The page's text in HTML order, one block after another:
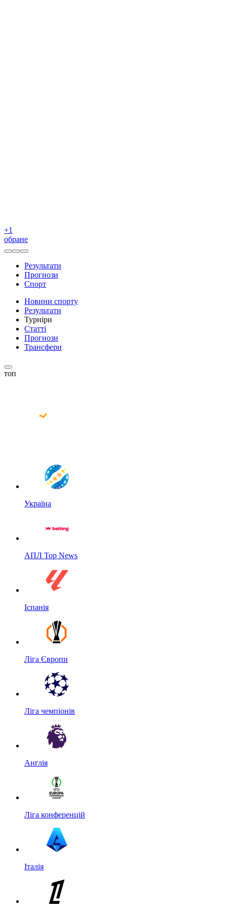
+1
обране
Результати
Прогнози
Спорт
Новини спорту
Результати
Турніри
Статті
Прогнози
Трансфери
топ
Україна
АПЛ Top News
Іспанія
Ліга Європи
Ліга чемпіонів
Англія
Ліга конференцій
Італія